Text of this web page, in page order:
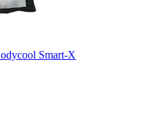
Smart-X